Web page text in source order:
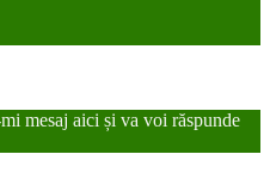
mesaj aici și va voi răspunde